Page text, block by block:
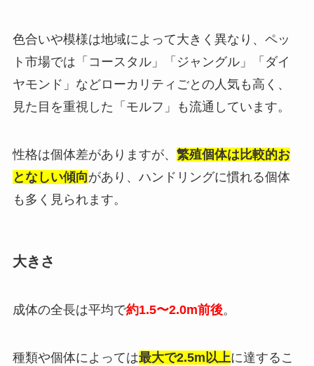
色合いや模様は地域によって大きく異なり、ペッ
ト市場では「コースタル」「ジャングル」「ダイ
ヤモンド」などローカリティごとの人気も高く、
見た目を重視した「モルフ」も流通しています。
性格は個体差がありますが、 繁殖個体は比較的お
となしい傾向があり、ハンドリングに慣れる個体
も多く見られます。
大きさ
成体の全長は平均で約1.5〜2.0m前後。
種類や個体によっては最大で2.5m以上に達するこ